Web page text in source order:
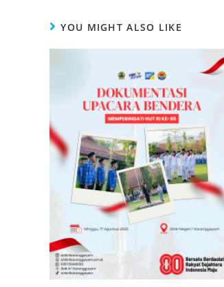
YOU MIGHT ALSO LIKE